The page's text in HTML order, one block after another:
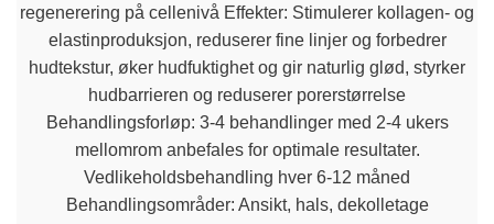
regenerering på cellenivå Effekter: Stimulerer kollagen- og
elastinproduksjon, reduserer fine linjer og forbedrer
hudtekstur, øker hudfuktighet og gir naturlig glød, styrker
hudbarrieren og reduserer porerstørrelse
Behandlingsforløp: 3-4 behandlinger med 2-4 ukers
mellomrom anbefales for optimale resultater.
Vedlikeholdsbehandling hver 6-12 måned
Behandlingsområder: Ansikt, hals, dekolletage